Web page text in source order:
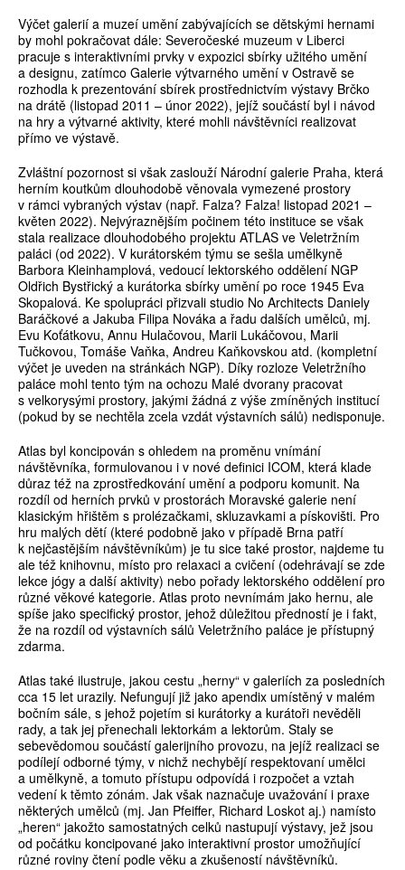
Výčet galerií a muzeí umění zabývajících se dětskými hernami
by mohl pokračovat dále: Severočeské muzeum v Liberci
pracuje s interaktivními prvky v expozici sbírky užitého umění
a designu, zatímco Galerie výtvarného umění v Ostravě se
rozhodla k prezentování sbírek prostřednictvím výstavy Brčko
na drátě (listopad 2011 – únor 2022), jejíž součástí byl i návod
na hry a výtvarné aktivity, které mohli návštěvníci realizovat
přímo ve výstavě.
Zvláštní pozornost si však zaslouží Národní galerie Praha, která
herním koutkům dlouhodobě věnovala vymezené prostory
v rámci vybraných výstav (např. Falza? Falza! listopad 2021 –
květen 2022). Nejvýraznějším počinem této instituce se však
stala realizace dlouhodobého projektu ATLAS ve Veletržním
paláci (od 2022). V kurátorském týmu se sešla umělkyně
Barbora Kleinhamplová, vedoucí lektorského oddělení NGP
Oldřich Bystřický a kurátorka sbírky umění po roce 1945 Eva
Skopalová. Ke spolupráci přizvali studio No Architects Daniely
Baráčkové a Jakuba Filipa Nováka a řadu dalších umělců, mj.
Evu Koťátkovu, Annu Hulačovou, Marii Lukáčovou, Marii
Tučkovou, Tomáše Vaňka, Andreu Kaňkovskou atd. (kompletní
výčet je uveden na stránkách NGP). Díky rozloze Veletržního
paláce mohl tento tým na ochozu Malé dvorany pracovat
s velkorysými prostory, jakými žádná z výše zmíněných institucí
(pokud by se nechtěla zcela vzdát výstavních sálů) nedisponuje.
Atlas byl koncipován s ohledem na proměnu vnímání
návštěvníka, formulovanou i v nové definici ICOM, která klade
důraz též na zprostředkování umění a podporu komunit. Na
rozdíl od herních prvků v prostorách Moravské galerie není
klasickým hřištěm s prolézačkami, skluzavkami a pískovišti. Pro
hru malých dětí (které podobně jako v případě Brna patří
k nejčastějším návštěvníkům) je tu sice také prostor, najdeme tu
ale též knihovnu, místo pro relaxaci a cvičení (odehrávají se zde
lekce jógy a další aktivity) nebo pořady lektorského oddělení pro
různé věkové kategorie. Atlas proto nevnímám jako hernu, ale
spíše jako specifický prostor, jehož důležitou předností je i fakt,
že na rozdíl od výstavních sálů Veletržního paláce je přístupný
zdarma.
Atlas také ilustruje, jakou cestu „herny“ v galeriích za posledních
cca 15 let urazily. Nefungují již jako apendix umístěný v malém
bočním sále, s jehož pojetím si kurátorky a kurátoři nevěděli
rady, a tak jej přenechali lektorkám a lektorům. Staly se
sebevědomou součástí galerijního provozu, na jejíž realizaci se
podílejí odborné týmy, v nichž nechybějí respektovaní umělci
a umělkyně, a tomuto přístupu odpovídá i rozpočet a vztah
vedení k těmto zónám. Jak však naznačuje uvažování i praxe
některých umělců (mj. Jan Pfeiffer, Richard Loskot aj.) namísto
„heren“ jakožto samostatných celků nastupují výstavy, jež jsou
od počátku koncipované jako interaktivní prostor umožňující
různé roviny čtení podle věku a zkušeností návštěvníků.